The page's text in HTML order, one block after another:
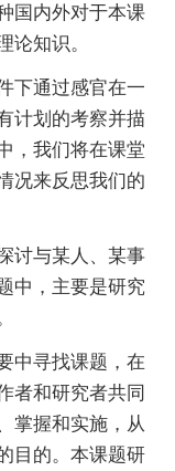
国内外对于本课
论知识。
通过感官在一
计划的考察并描
，我们将在课堂
况来反思我们的
与某人、某事
中，主要是研究
寻找课题，在
者和研究者共同
掌握和实施，从
目的。本课题研